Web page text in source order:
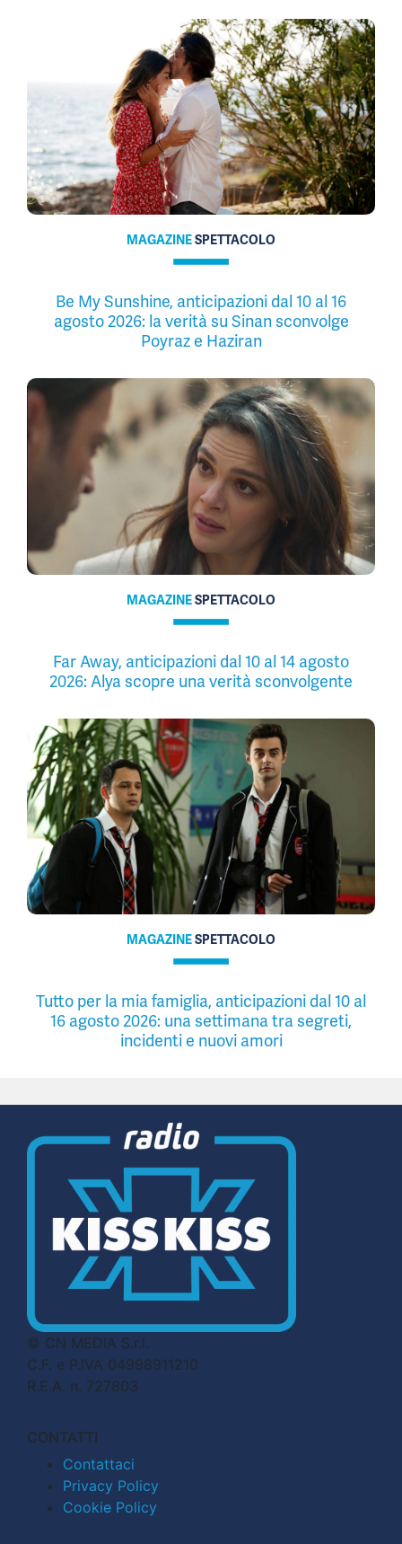
MAGAZINESPETTACOLO
Be My Sunshine, anticipazioni dal 10 al 16
agosto 2026: la verità su Sinan sconvolge
Poyraz e Haziran
MAGAZINESPETTACOLO
Far Away, anticipazioni dal 10 al 14 agosto
2026: Alya scopre una verità sconvolgente
MAGAZINESPETTACOLO
Tutto per la mia famiglia, anticipazioni dal 10 al
16 agosto 2026: una settimana tra segreti,
incidenti e nuovi amori
© CN MEDIA S.r.l.
C.F. e P.IVA 04998911210
R.E.A. n. 727803
CONTATTI
Contattaci
Privacy Policy
Cookie Policy